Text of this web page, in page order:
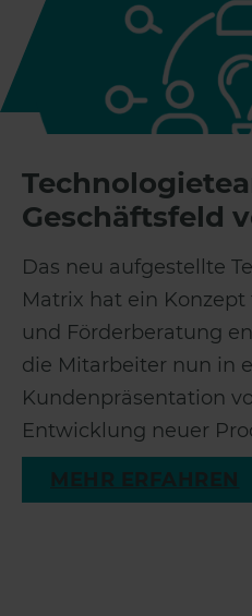
Geschäftsfeld
Das neu aufgestellte
Matrix hat ein
und Förderberatung
die Mitarbeiter nun in
Kundenpräsentation
Entwicklung neuer